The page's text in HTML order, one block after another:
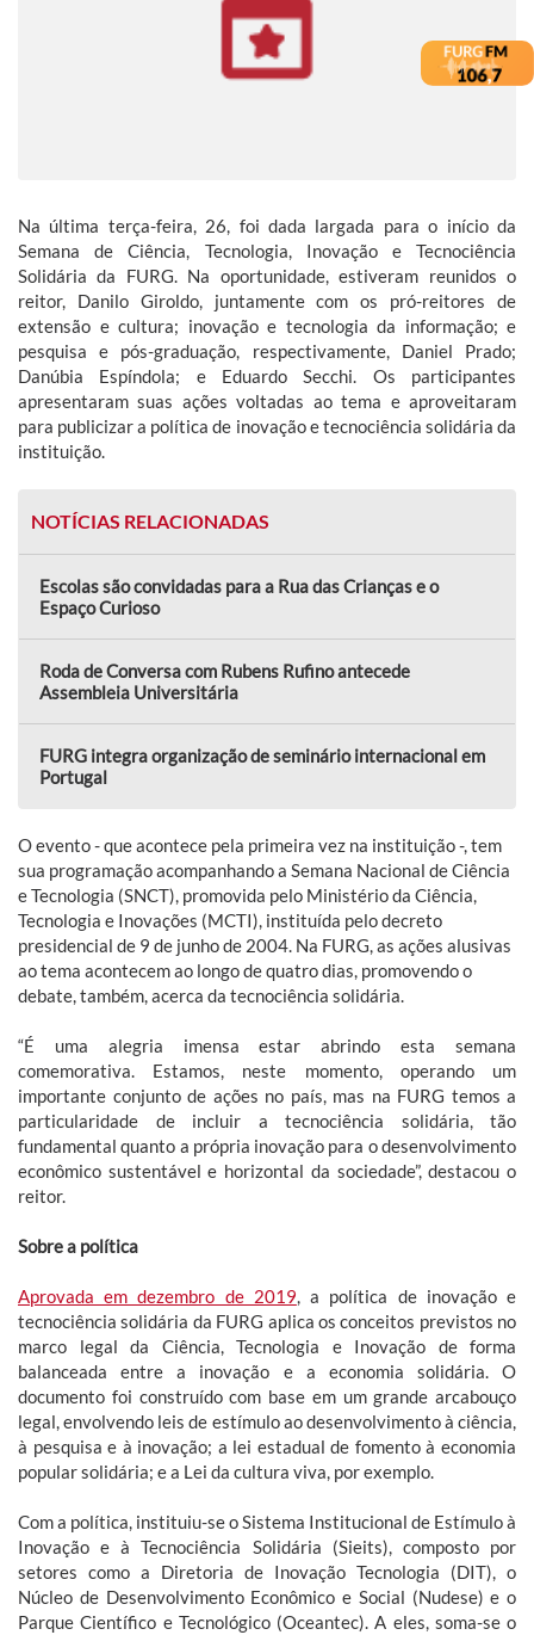
Na última terça-feira, 26, foi dada largada para o início da
Semana de Ciência, Tecnologia, Inovação e Tecnociência
Solidária da FURG. Na oportunidade, estiveram reunidos o
reitor, Danilo Giroldo, juntamente com os pró-reitores de
extensão e cultura; inovação e tecnologia da informação; e
pesquisa e pós-graduação, respectivamente, Daniel Prado;
Danúbia Espíndola; e Eduardo Secchi. Os participantes
apresentaram suas ações voltadas ao tema e aproveitaram
para publicizar a política de inovação e tecnociência solidária da
instituição.
NOTÍCIAS RELACIONADAS
Escolas são convidadas para a Rua das Crianças e o
Espaço Curioso
Roda de Conversa com Rubens Rufino antecede
Assembleia Universitária
FURG integra organização de seminário internacional em
Portugal
O evento - que acontece pela primeira vez na instituição -, tem
sua programação acompanhando a Semana Nacional de Ciência
e Tecnologia (SNCT), promovida pelo Ministério da Ciência,
Tecnologia e Inovações (MCTI), instituída pelo decreto
presidencial de 9 de junho de 2004. Na FURG, as ações alusivas
ao tema acontecem ao longo de quatro dias, promovendo o
debate, também, acerca da tecnociência solidária.
“É uma alegria imensa estar abrindo esta semana
comemorativa. Estamos, neste momento, operando um
importante conjunto de ações no país, mas na FURG temos a
particularidade de incluir a tecnociência solidária, tão
fundamental quanto a própria inovação para o desenvolvimento
econômico sustentável e horizontal da sociedade”, destacou o
reitor.
Sobre a política
Aprovada em dezembro de 2019, a política de inovação e
tecnociência solidária da FURG aplica os conceitos previstos no
marco legal da Ciência, Tecnologia e Inovação de forma
balanceada entre a inovação e a economia solidária. O
documento foi construído com base em um grande arcabouço
legal, envolvendo leis de estímulo ao desenvolvimento à ciência,
à pesquisa e à inovação; a lei estadual de fomento à economia
popular solidária; e a Lei da cultura viva, por exemplo.
Com a política, instituiu-se o Sistema Institucional de Estímulo à
Inovação e à Tecnociência Solidária (Sieits), composto por
setores como a Diretoria de Inovação Tecnologia (DIT), o
Núcleo de Desenvolvimento Econômico e Social (Nudese) e o
Parque Científico e Tecnológico (Oceantec). A eles, soma-se o